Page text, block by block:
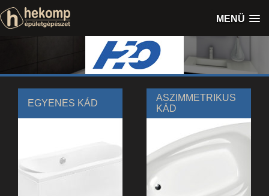
MENÜ
EGYENES KÁD
ASZIMMETRIKUS
KÁD